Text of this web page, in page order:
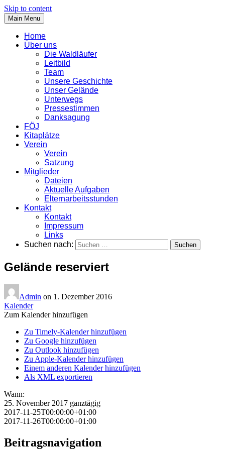
Skip to content
Main Menu
Home
Über uns
Die Waldläufer
Leitbild
Team
Unsere Geschichte
Unser Gelände
Unterwegs
Pressestimmen
Danksagung
FÖJ
Kitaplätze
Verein
Verein
Satzung
Mitglieder
Dateien
Aktuelle Aufgaben
Elternarbeitsstunden
Kontakt
Kontakt
Impressum
Links
Suchen nach:
Gelände reserviert
Admin on 1. Dezember 2016
Kalender
Zum Kalender hinzufügen
Zu Timely-Kalender hinzufügen
Zu Google hinzufügen
Zu Outlook hinzufügen
Zu Apple-Kalender hinzufügen
Einem anderen Kalender hinzufügen
Als XML exportieren
Wann:
25. November 2017 ganztägig
2017-11-25T00:00:00+01:00
2017-11-26T00:00:00+01:00
Beitragsnavigation